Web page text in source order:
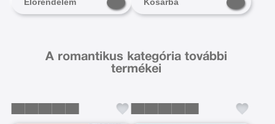
Előrendelem Kosárba
A romantikus kategória további
termékei